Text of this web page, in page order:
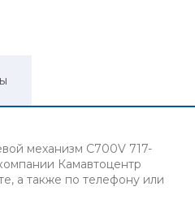
механизм C700V 717-
Камавтоцентр
а также по телефону или